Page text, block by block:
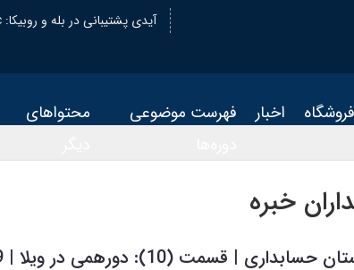
@oiastic :آیدی پشتیبانی در بله و روبیکا
فروشگاه اخبار
فهرست موضوعی
محتواهای
خبره